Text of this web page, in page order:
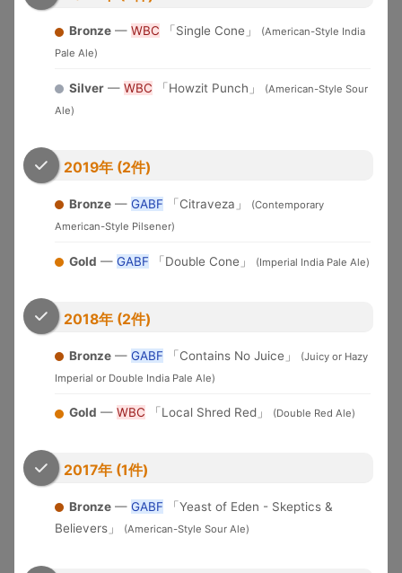
Bronze— WBC 「Single Cone」
(American-Style India
Pale Ale)
Silver— WBC 「Howzit Punch」
(American-Style Sour
Ale)
2019年 (2件)
Bronze— GABF 「Citraveza」
(Contemporary
American-Style Pilsener)
Gold — GABF 「Double Cone」 (Imperial India Pale Ale)
2018年 (2件)
Bronze— GABF 「Contains No Juice」
(Juicy or Hazy
Imperial or Double India Pale Ale)
Gold — WBC 「Local Shred Red」 (Double Red Ale)
2017年 (1件)
Bronze— GABF 「Yeast of Eden - Skeptics &
Believers」
(American-Style Sour Ale)
U.S. Open
Championship
International
Brussels Beer
2025
ルギー）
Japan Great
2019-
Beer Star
Asia Beer
Championship
2024
ール
とした国際コンペ
New York Intl
Competition
2025
ニューヨ
国）
90+=Gold, 85+=Silver）
よくある質問（FAQ）
Q. このデータベースにはどの大会のデータが含まれていま